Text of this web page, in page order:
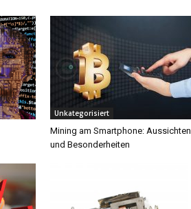
Unkategorisiert
Mining am Smartphone: Aussichten
und Besonderheiten